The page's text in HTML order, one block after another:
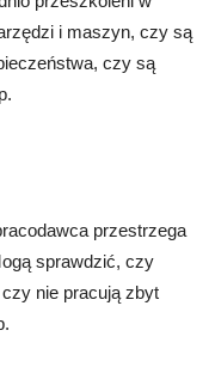
i maszyn, czy są
czy są
przestrzega
sprawdzić, czy
nie pracują zbyt